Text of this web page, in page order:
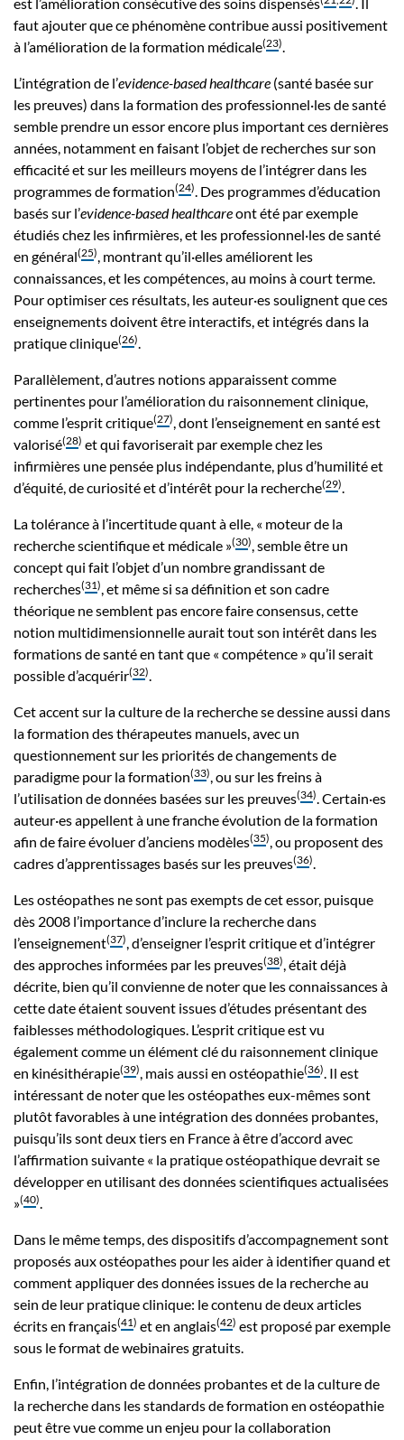
est l’amélioration consécutive des soins dispensés
. Il
faut ajouter que ce phénomène contribue aussi positivement
à l’amélioration de la formation médicale(23).
L’intégration de l’evidence-based healthcare (santé basée sur
les preuves) dans la formation des professionnel·les de santé
semble prendre un essor encore plus important ces dernières
années, notamment en faisant l’objet de recherches sur son
efficacité et sur les meilleurs moyens de l’intégrer dans les
programmes de formation(24). Des programmes d’éducation
basés sur l’evidence-based healthcareont été par exemple
étudiés chez les infirmières, et les professionnel·les de santé
en général(25), montrant qu’il·elles améliorent les
connaissances, et les compétences, au moins à court terme.
Pour optimiser ces résultats, les auteur·es soulignent que ces
enseignements doivent être interactifs, et intégrés dans la
pratique clinique(26).
Parallèlement, d’autres notions apparaissent comme
pertinentes pour l’amélioration du raisonnement clinique,
comme l’esprit critique(27), dont l’enseignement en santé est
valorisé(28) et qui favoriserait par exemple chez les
infirmières une pensée plus indépendante, plus d’humilité et
d’équité, de curiosité et d’intérêt pour la recherche(29).
La tolérance à l’incertitude quant à elle, « moteur de la
recherche scientifique et médicale »(30), semble être un
concept qui fait l’objet d’un nombre grandissant de
recherches(31), et même si sa définition et son cadre
théorique ne semblent pas encore faire consensus, cette
notion multidimensionnelle aurait tout son intérêt dans les
formations de santé en tant que « compétence » qu’il serait
possible d’acquérir(32).
Cet accent sur la culture de la recherche se dessine aussi dans
la formation des thérapeutes manuels, avec un
questionnement sur les priorités de changements de
paradigme pour la formation(33), ou sur les freins à
l’utilisation de données basées sur les preuves(34). Certain·es
auteur·es appellent à une franche évolution de la formation
afin de faire évoluer d’anciens modèles(35), ou proposent des
cadres d’apprentissages basés sur les preuves(36).
Les ostéopathes ne sont pas exempts de cet essor, puisque
dès 2008 l’importance d’inclure la recherche dans
l’enseignement(37), d’enseigner l’esprit critique et d’intégrer
des approches informées par les preuves(38), était déjà
décrite, bien qu’il convienne de noter que les connaissances à
cette date étaient souvent issues d’études présentant des
faiblesses méthodologiques. L’esprit critique est vu
également comme un élément clé du raisonnement clinique
en kinésithérapie(39), mais aussi en ostéopathie(36). Il est
intéressant de noter que les ostéopathes eux-mêmes sont
plutôt favorables à une intégration des données probantes,
puisqu’ils sont deux tiers en France à être d’accord avec
l’affirmation suivante « la pratique ostéopathique devrait se
développer en utilisant des données scientifiques actualisées
»(40).
Dans le même temps, des dispositifs d’accompagnement sont
proposés aux ostéopathes pour les aider à identifier quand et
comment appliquer des données issues de la recherche au
sein de leur pratique clinique: le contenu de deux articles
écrits en français(41) et en anglais(42) est proposé par exemple
sous le format de webinaires gratuits.
Enfin, l’intégration de données probantes et de la culture de
la recherche dans les standards de formation en ostéopathie
peut être vue comme un enjeu pour la collaboration